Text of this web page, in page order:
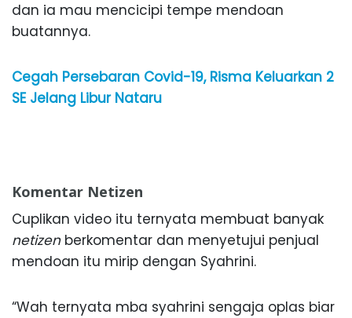
dan ia mau mencicipi tempe mendoan
buatannya.
Cegah Persebaran Covid-19, Risma Keluarkan 2
SE Jelang Libur Nataru
Komentar Netizen
Cuplikan video itu ternyata membuat banyak
netizenberkomentar dan menyetujui penjual
mendoan itu mirip dengan Syahrini.
“Wah ternyata mba syahrini sengaja oplas biar